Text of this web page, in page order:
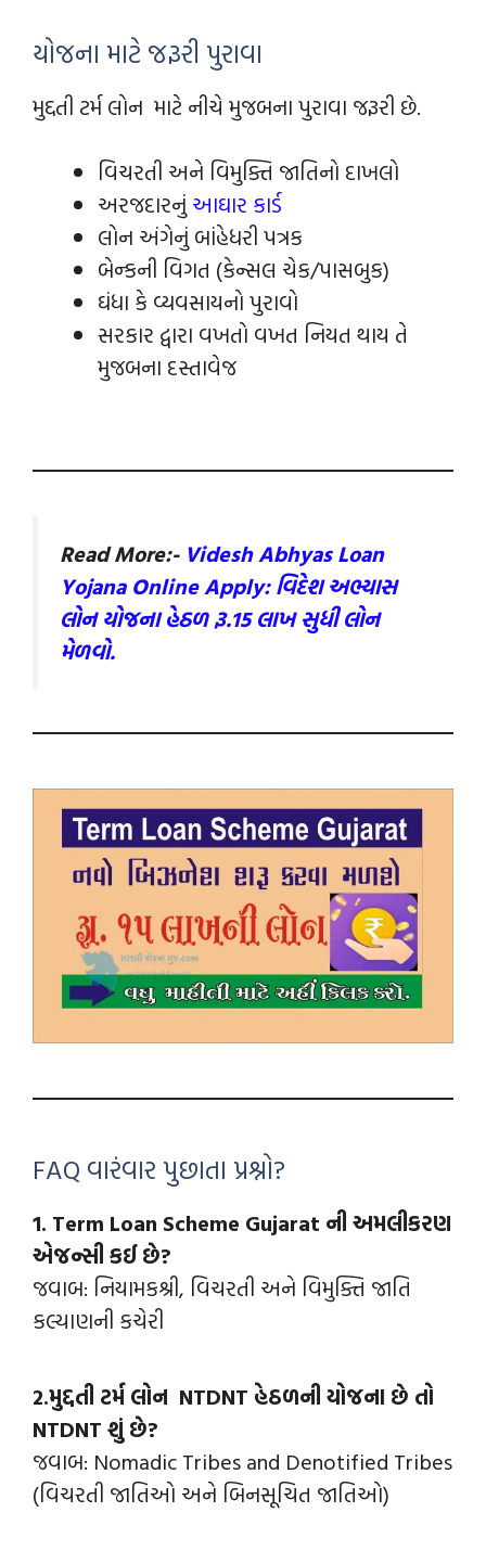
યોજના માટે જરૂરી પુરાવા
મુદ્દતી ટર્મ લોન માટે નીચે મુજબના પુરાવા જરૂરી છે.
વિચરતી અને વિમુક્તિ જાતિનો દાખલો
અરજદારનું આઘાર કાર્ડ
લોન અંગેનું બાંહેધરી પત્રક
બેન્કની વિગત (કેન્સલ ચેક/પાસબુક)
ઘંધા કે વ્યવસાયનો પુરાવો
સરકાર દ્વારા વખતો વખત નિયત થાય તે
મુજબના દસ્તાવેજ
Read More:- Videsh Abhyas Loan
Yojana Online Apply: વિદેશ અભ્યાસ
લોન યોજના હેઠળ રૂ.15 લાખ સુધી લોન
મેળવો.
FAQ વારંવાર પુછાતા પ્રશ્નો?
1. Term Loan Scheme Gujarat ની અમલીકરણ
એજન્સી કઈ છે?
જવાબ: નિયામકશ્રી, વિચરતી અને વિમુક્તિ જાતિ
કલ્યાણની કચેરી
2.મુદ્દતી ટર્મ લોન NTDNT હેઠળની યોજના છે તો
NTDNT શું છે?
જવાબ: Nomadic Tribes and Denotified Tribes
(વિચરતી જાતિઓ અને બિનસૂચિત જાતિઓ)